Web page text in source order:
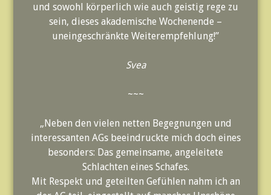
und sowohl körperlich wie auch geistig rege zu
sein, dieses akademische Wochenende –
uneingeschränkte Weiterempfehlung!”
Svea
~~~
„Neben den vielen netten Begegnungen und
interessanten AGs beeindruckte mich doch eines
besonders: Das gemeinsame, angeleitete
Schlachten eines Schafes.
Mit Respekt und geteilten Gefühlen nahm ich an